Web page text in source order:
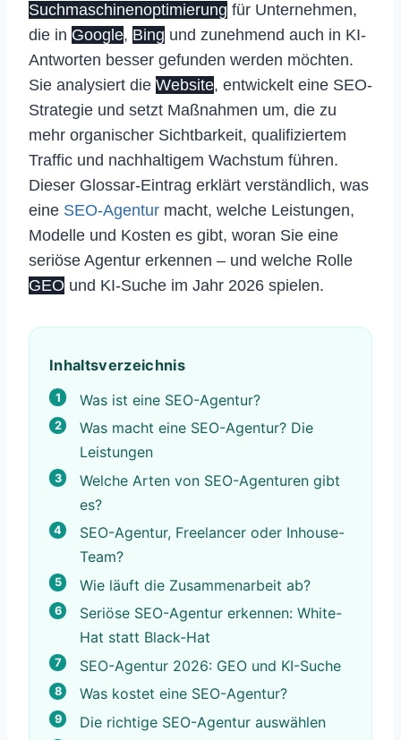
Suchmaschinenoptimierung für Unternehmen,
die in Google, Bing und zunehmend auch in KI-
Antworten besser gefunden werden möchten.
Sie analysiert die Website, entwickelt eine SEO-
Strategie und setzt Maßnahmen um, die zu
mehr organischer Sichtbarkeit, qualifiziertem
Traffic und nachhaltigem Wachstum führen.
Dieser Glossar-Eintrag erklärt verständlich, was
eine SEO-Agentur macht, welche Leistungen,
Modelle und Kosten es gibt, woran Sie eine
seriöse Agentur erkennen – und welche Rolle
GEO und KI-Suche im Jahr 2026 spielen.
Inhaltsverzeichnis
Was ist eine SEO-Agentur?
Was macht eine SEO-Agentur? Die
Leistungen
Welche Arten von SEO-Agenturen gibt
es?
SEO-Agentur, Freelancer oder Inhouse-
Team?
Wie läuft die Zusammenarbeit ab?
Seriöse SEO-Agentur erkennen: White-
Hat statt Black-Hat
SEO-Agentur 2026: GEO und KI-Suche
Was kostet eine SEO-Agentur?
Die richtige SEO-Agentur auswählen